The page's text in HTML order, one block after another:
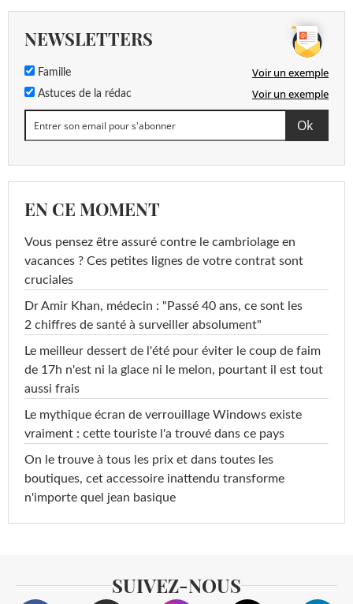
NEWSLETTERS
Famille Voir un exemple
Astuces de la rédac Voir un exemple
EN CE MOMENT
Vous pensez être assuré contre le cambriolage en
vacances ? Ces petites lignes de votre contrat sont
cruciales
Dr Amir Khan, médecin : "Passé 40 ans, ce sont les
2 chiffres de santé à surveiller absolument"
Le meilleur dessert de l'été pour éviter le coup de faim
de 17h n'est ni la glace ni le melon, pourtant il est tout
aussi frais
Le mythique écran de verrouillage Windows existe
vraiment : cette touriste l'a trouvé dans ce pays
On le trouve à tous les prix et dans toutes les
boutiques, cet accessoire inattendu transforme
n'importe quel jean basique
SUIVEZ-NOUS